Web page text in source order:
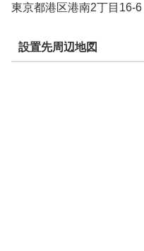
東京都港区港南2丁目16-6
設置先周辺地図